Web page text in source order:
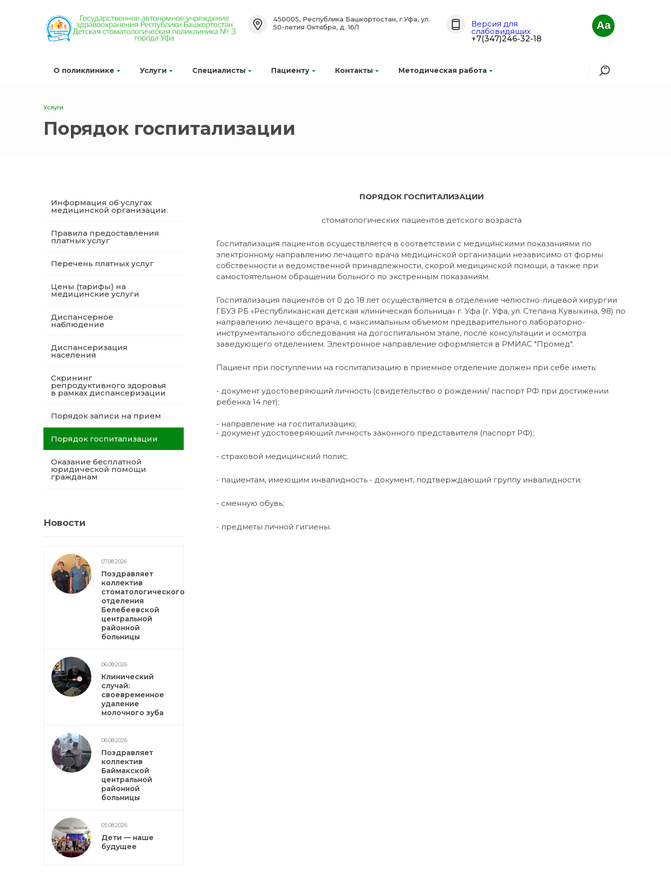
О поликлинике Услуги Специалисты Пациенту Контакты Методическая работа
450005, Республика Башкортостан, г.Уфа, ул.
50-летия Октября, д. 16/1
Версия для
слабовидящих
+7(347)246-32-18
Aa
Услуги
Порядок госпитализации
Информация об услугах
медицинской организации.
Правила предоставления
платных услуг
Перечень платных услуг
Цены (тарифы) на
медицинские услуги
Диспансерное
наблюдение
Диспансеризация
населения
Скрининг
репродуктивного здоровья
в рамках диспансеризации
Порядок записи на прием
Порядок госпитализации
Оказание бесплатной
юридической помощи
гражданам
Новости
07.08.2026
Поздравляет
коллектив
стоматологического
отделения
Белебеевской
центральной
районной
больницы
06.08.2026
Клинический
случай:
своевременное
удаление
молочного зуба
06.08.2026
Поздравляет
коллектив
Баймакской
центральной
районной
больницы
05.08.2026
Дети — наше
будущее
ПОРЯДОК ГОСПИТАЛИЗАЦИИ
стоматологических пациентов детского возраста
Госпитализация пациентов осуществляется в соответствии с медицинскими показаниями по
электронному направлению лечащего врача медицинской организации независимо от формы
собственности и ведомственной принадлежности, скорой медицинской помощи, а также при
самостоятельном обращении больного по экстренным показаниям.
Госпитализация пациентов от 0 до 18 лет осуществляется в отделение челюстно-лицевой хирургии
ГБУЗ РБ «Республиканская детская клиническая больница» г. Уфа (г. Уфа, ул. Степана Кувыкина, 98) по
направлению лечащего врача, с максимальным объемом предварительного лабораторно-
инструментального обследования на догоспитальном этапе, после консультации и осмотра
заведующего отделением. Электронное направление оформляется в РМИАС "Промед".
Пациент при поступлении на госпитализацию в приемное отделение должен при себе иметь:
- документ удостоверяющий личность (свидетельство о рождении/ паспорт РФ при достижении
ребенка 14 лет);
- направление на госпитализацию;
- документ удостоверяющий личность законного представителя (паспорт РФ);
- страховой медицинский полис;
- пациентам, имеющим инвалидность - документ, подтверждающий группу инвалидности;
- сменную обувь;
- предметы личной гигиены.